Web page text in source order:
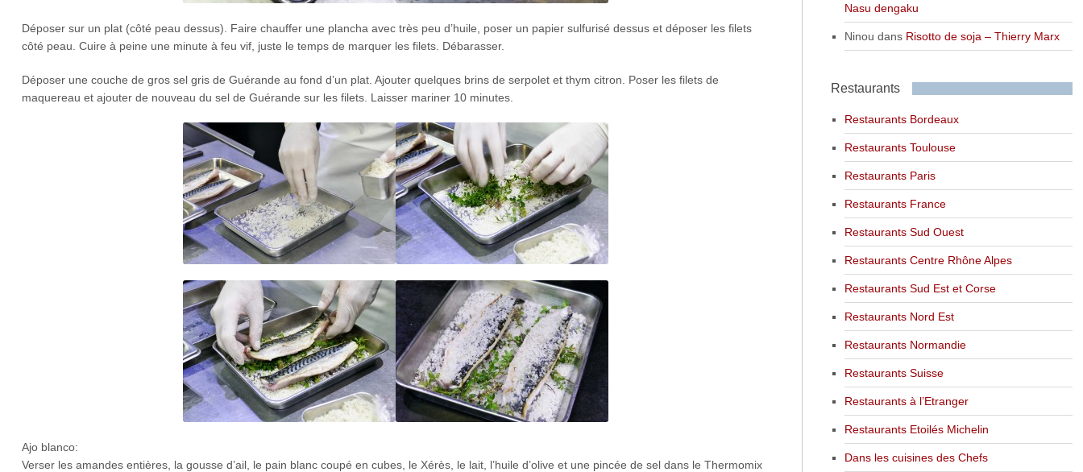
Déposer sur un plat (côté peau dessus). Faire chauffer une plancha avec très peu d’huile, poser un papier sulfurisé dessus et déposer les filets
côté peau. Cuire à peine une minute à feu vif, juste le temps de marquer les filets. Débarasser.
Déposer une couche de gros sel gris de Guérande au fond d’un plat. Ajouter quelques brins de serpolet et thym citron. Poser les filets de
maquereau et ajouter de nouveau du sel de Guérande sur les filets. Laisser mariner 10 minutes.
Ajo blanco:
Verser les amandes entières, la gousse d’ail, le pain blanc coupé en cubes, le Xérès, le lait, l’huile d’olive et une pincée de sel dans le Thermomix
Nasu dengaku
Ninou dans Risotto de soja – Thierry Marx
Restaurants
Restaurants Bordeaux
Restaurants Toulouse
Restaurants Paris
Restaurants France
Restaurants Sud Ouest
Restaurants Centre Rhône Alpes
Restaurants Sud Est et Corse
Restaurants Nord Est
Restaurants Normandie
Restaurants Suisse
Restaurants à l’Etranger
Restaurants Etoilés Michelin
Dans les cuisines des Chefs